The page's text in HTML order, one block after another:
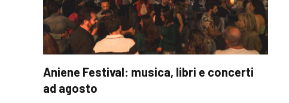
Aniene Festival: musica, libri e concerti
ad agosto